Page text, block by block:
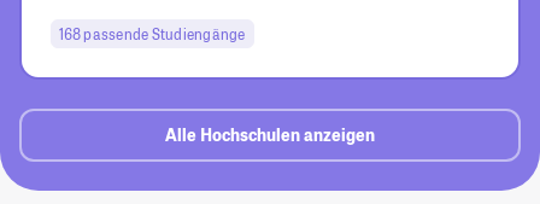
168 passende Studiengänge
Alle Hochschulen anzeigen